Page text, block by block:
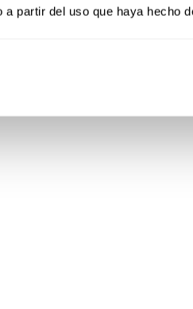
a partir del uso que haya hecho